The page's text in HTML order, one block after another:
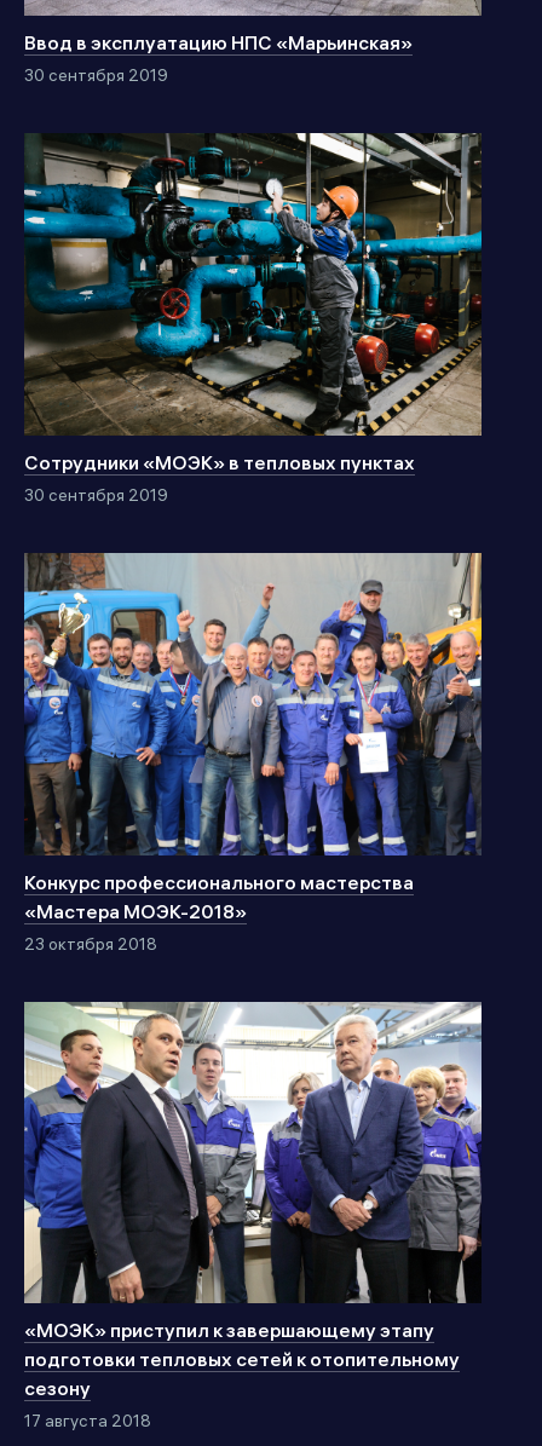
Ввод в эксплуатацию НПС «Марьинская»
30 сентября 2019
Сотрудники «МОЭК» в тепловых пунктах
30 сентября 2019
Конкурс профессионального мастерства
«Мастера МОЭК-2018»
23 октября 2018
«МОЭК» приступил к завершающему этапу
подготовки тепловых сетей к отопительному
сезону
17 августа 2018